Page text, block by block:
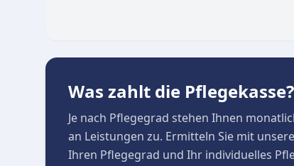
Was zahlt die Pflegekasse?
Je nach Pflegegrad stehen Ihnen
an Leistungen zu. Ermitteln Sie mit
Ihren Pflegegrad und Ihr individuelles